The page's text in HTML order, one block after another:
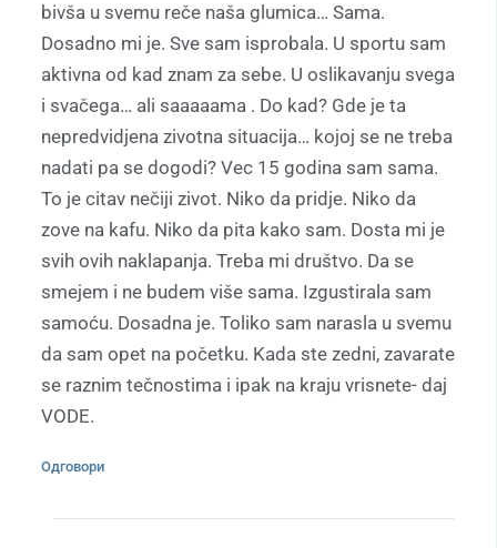
bivša u svemu reče naša glumica… Sama.
Dosadno mi je. Sve sam isprobala. U sportu sam
aktivna od kad znam za sebe. U oslikavanju svega
i svačega… ali saaaaama . Do kad? Gde je ta
nepredvidjena zivotna situacija… kojoj se ne treba
nadati pa se dogodi? Vec 15 godina sam sama.
To je citav nečiji zivot. Niko da pridje. Niko da
zove na kafu. Niko da pita kako sam. Dosta mi je
svih ovih naklapanja. Treba mi društvo. Da se
smejem i ne budem više sama. Izgustirala sam
samoću. Dosadna je. Toliko sam narasla u svemu
da sam opet na početku. Kada ste zedni, zavarate
se raznim tečnostima i ipak na kraju vrisnete- daj
VODE.
Одговори